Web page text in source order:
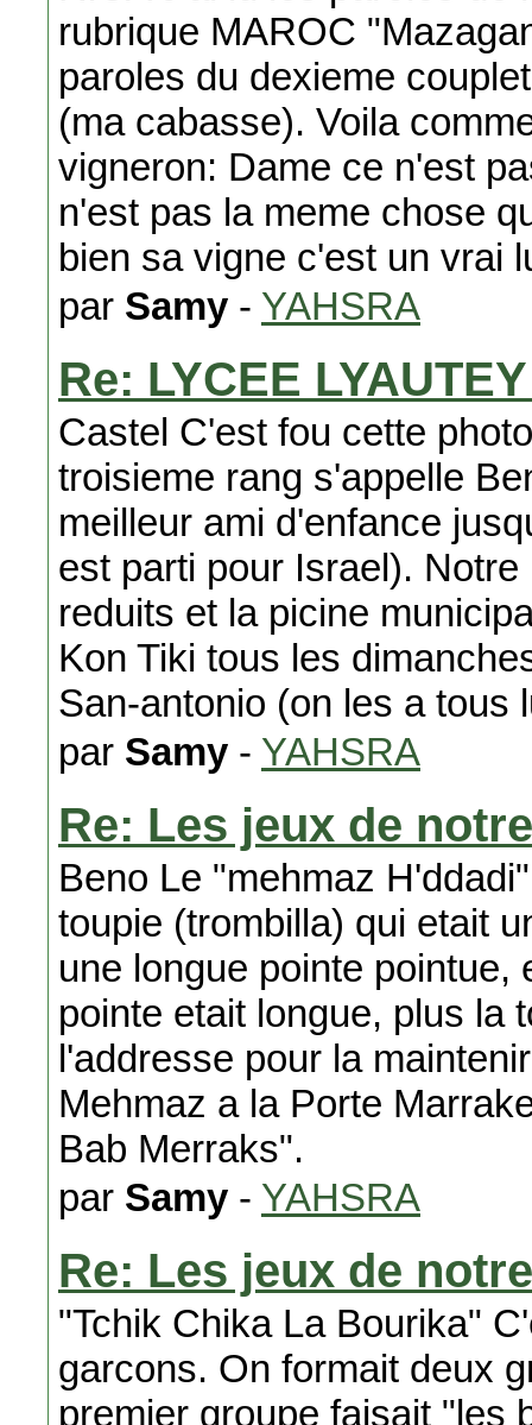
rubrique MAROC
paroles du dexieme
(ma cabasse). Voila
vigneron: Dame ce n'est
n'est pas la meme chose
bien sa vigne c'est un vrai
par Samy - YAHSRA
Re: LYCEE
Castel C'est fou cette
troisieme rang s'appelle
meilleur ami d'enfance
est parti pour Israel).
reduits et la picine
Kon Tiki tous les
San-antonio (on les a tous
par Samy - YAHSRA
Re: Les jeux de
Beno Le "mehmaz
toupie (trombilla) qui etait
une longue pointe pointue,
pointe etait longue, plus la
l'addresse pour la
Mehmaz a la Porte
Bab Merraks".
par Samy - YAHSRA
Re: Les jeux de
"Tchik Chika La Bourika"
garcons. On formait deux
premier groupe faisait "les